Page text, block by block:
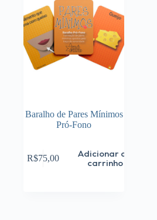
Baralho de Pares Mínimos
Pró-Fono
R$75,00
Adicionar ao
carrinho